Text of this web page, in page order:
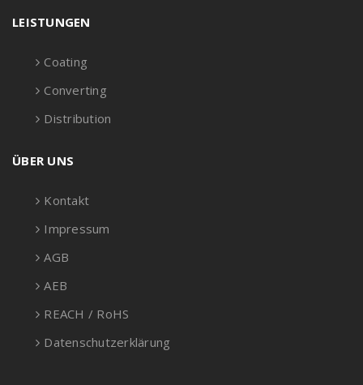
LEISTUNGEN
Coating
Converting
Distribution
ÜBER UNS
Kontakt
Impressum
AGB
AEB
REACH / RoHS
Datenschutzerklärung